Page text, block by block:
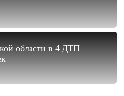
области в 4 ДТП